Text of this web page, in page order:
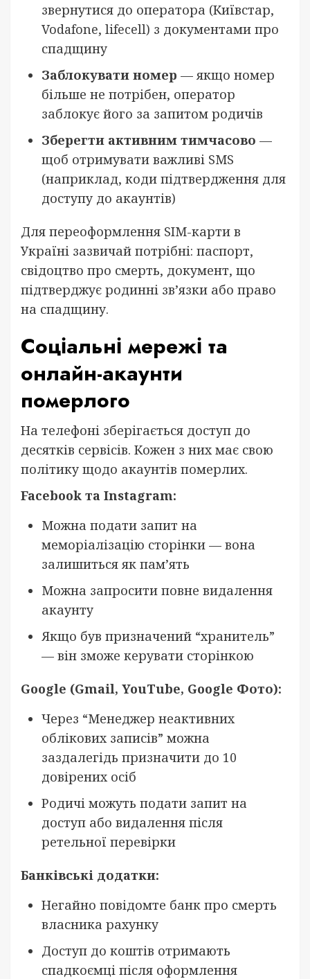
звернутися до оператора (Київстар,
Vodafone, lifecell) з документами про
спадщину
Заблокувати номер — якщо номер
більше не потрібен, оператор
заблокує його за запитом родичів
Зберегти активним тимчасово —
щоб отримувати важливі SMS
(наприклад, коди підтвердження для
доступу до акаунтів)
Для переоформлення SIM-карти в
Україні зазвичай потрібні: паспорт,
свідоцтво про смерть, документ, що
підтверджує родинні зв’язки або право
на спадщину.
Соціальні мережі та
онлайн-акаунти
померлого
На телефоні зберігається доступ до
десятків сервісів. Кожен з них має свою
політику щодо акаунтів померлих.
Facebook та Instagram:
Можна подати запит на
меморіалізацію сторінки — вона
залишиться як пам’ять
Можна запросити повне видалення
акаунту
Якщо був призначений “хранитель”
— він зможе керувати сторінкою
Google (Gmail, YouTube, Google Фото):
Через “Менеджер неактивних
облікових записів” можна
заздалегідь призначити до 10
довірених осіб
Родичі можуть подати запит на
доступ або видалення після
ретельної перевірки
Банківські додатки:
Негайно повідомте банк про смерть
власника рахунку
Доступ до коштів отримають
спадкоємці після оформлення